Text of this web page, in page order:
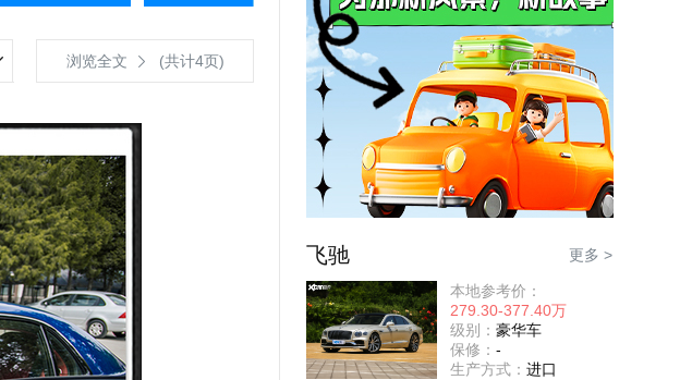
浏览全文 (共计4页)
飞驰 更多 >
本地参考价：
279.30-377.40万
级别： 豪华车
保修： -
生产方式： 进口